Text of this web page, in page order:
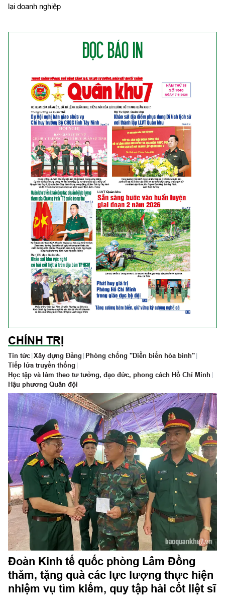
lại doanh nghiệp
ĐỌC BÁO IN
CHÍNH TRỊ
Tin tức|Xây dựng Đảng| Phòng chống "Diễn biến hòa bình"|
Tiếp lửa truyền thống|
Học tập và làm theo tư tưởng, đạo đức, phong cách Hồ Chí Minh |
Hậu phương Quân đội
Đoàn Kinh tế quốc phòng Lâm Đồng
thăm, tặng quà các lực lượng thực hiện
nhiệm vụ tìm kiếm, quy tập hài cốt liệt sĩ